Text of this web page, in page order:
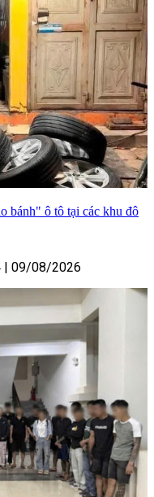
bánh" ô tô tại các khu đô
| 09/08/2026